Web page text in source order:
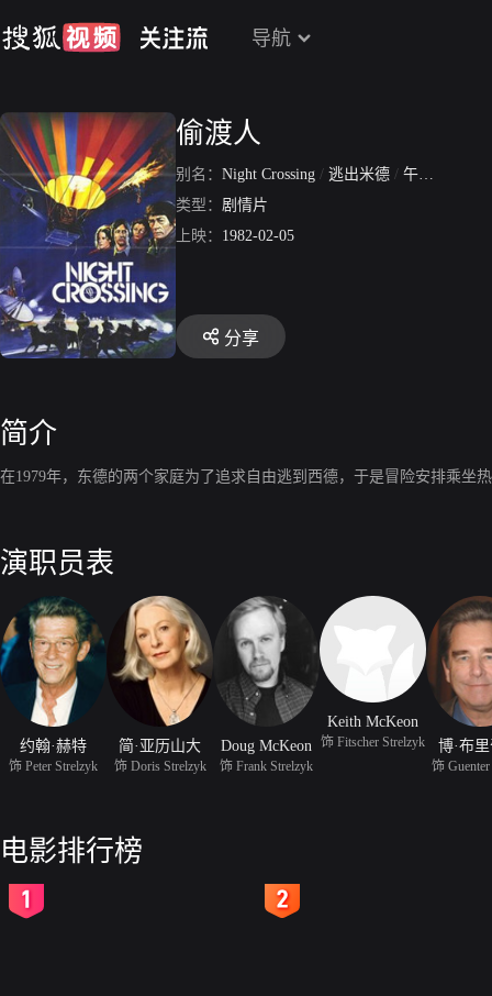
导航
偷渡人
别名： Night Crossing / 逃出米德 / 午夜大逃亡
类型： 剧情片
上映： 1982-02-05
分享
简介
在1979年，东德的两个家庭为了追求自由逃到西德，于是冒险安排乘
演职员表
约翰·赫特
饰 Peter Strelzyk
简·亚历山大
饰 Doris Strelzyk
Doug McKeon
饰 Frank Strelzyk
Keith McKeon
饰 Fitscher Strelzyk 博·布
饰 Guenter
电影排行榜